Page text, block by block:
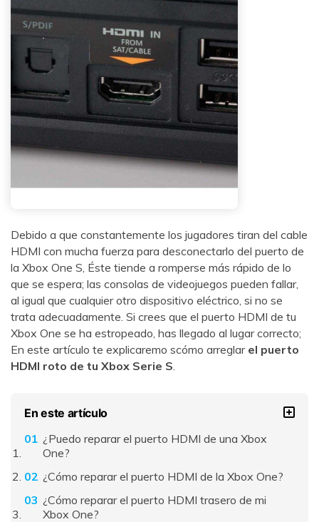
Debido a que constantemente los jugadores tiran del cable
HDMI con mucha fuerza para desconectarlo del puerto de
la Xbox One S, Éste tiende a romperse más rápido de lo
que se espera; las consolas de videojuegos pueden fallar,
al igual que cualquier otro dispositivo eléctrico, si no se
trata adecuadamente. Si crees que el puerto HDMI de tu
Xbox One se ha estropeado, has llegado al lugar correcto;
En este artículo te explicaremo scómo arreglar el puerto
HDMI roto de tu Xbox Serie S.
En este artículo
󠀰¿Puedo reparar el puerto HDMI de una Xbox
One?
¿Cómo reparar el puerto HDMI de la Xbox One?
󠀰¿Cómo reparar el puerto HDMI trasero de mi
Xbox One?